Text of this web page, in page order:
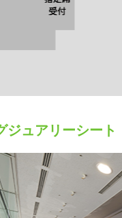
ジュアリーシート